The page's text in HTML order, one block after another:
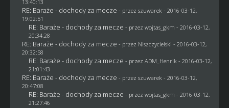
13:40:13
RE: Baraże - dochody za mecze - przez szuwarek - 2016-03-12,
19:02:51
RE: Baraże - dochody za mecze - przez wojtas_gkm - 2016-03-12,
20:34:28
RE: Baraże - dochody za mecze - przez Niszczycielski - 2016-03-12,
20:32:58
RE: Baraże - dochody za mecze - przez ADM_Henrik - 2016-03-12,
21:01:43
RE: Baraże - dochody za mecze - przez szuwarek - 2016-03-12,
20:47:08
RE: Baraże - dochody za mecze - przez wojtas_gkm - 2016-03-12,
21:27:46